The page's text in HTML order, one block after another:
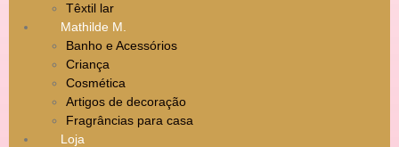
Têxtil lar
Mathilde M.
Banho e Acessórios
Criança
Cosmética
Artigos de decoração
Fragrâncias para casa
Loja